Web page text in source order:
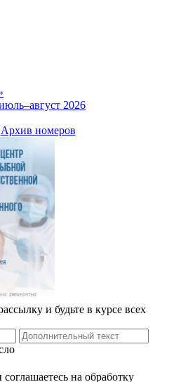
2026
Архив номеров
и будьте в курсе всех
на обработку